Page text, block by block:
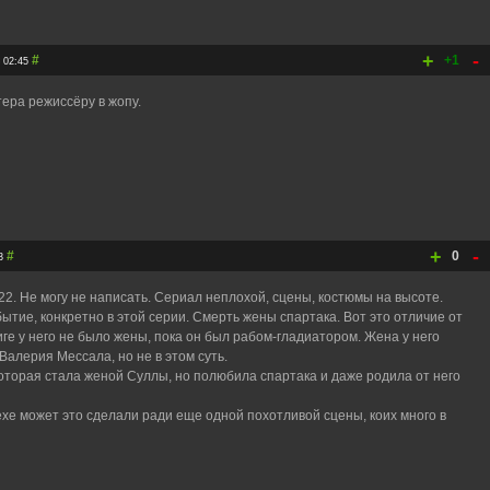
+ +1 -
#
режиссёру в жопу.
+ 0 -
#
Не могу не написать. Сериал неплохой, сцены, костюмы на высоте.
конкретно в этой серии. Смерть жены спартака. Вот это отличие от
у него не было жены, пока он был рабом-гладиатором. Жена у него
Мессала, но не в этом суть.
стала женой Суллы, но полюбила спартака и даже родила от него
может это сделали ради еще одной похотливой сцены, коих много в